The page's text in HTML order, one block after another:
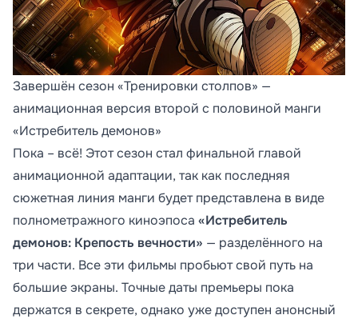
Завершён сезон «Тренировки столпов» —
анимационная версия второй с половиной манги
«Истребитель демонов»
Пока – всё! Этот сезон стал финальной главой
анимационной адаптации, так как последняя
сюжетная линия манги будет представлена в виде
полнометражного киноэпоса «Истребитель
демонов: Крепость вечности» — разделённого на
три части. Все эти фильмы пробьют свой путь на
большие экраны. Точные даты премьеры пока
держатся в секрете, однако уже доступен анонсный